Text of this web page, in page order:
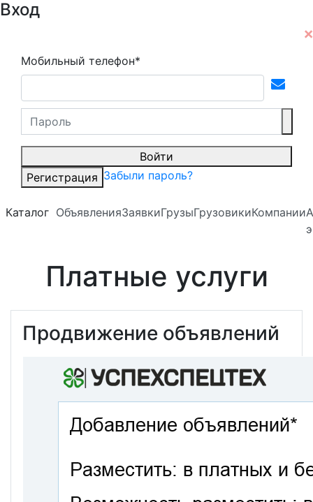
Вход
Мобильный телефон*
Войти
Регистрация Забыли пароль?
Каталог ОбъявленияЗаявкиГрузыГрузовикиКомпании
Платные услуги
Продвижение объявлений